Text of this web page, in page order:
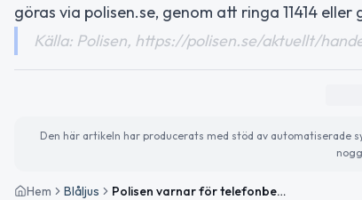
göras via polisen.se, genom att ringa 11414
Källa: Polisen, https://polisen.se/aktuellt/
Den här artikeln har producerats med stöd av automatiserade
Hem Blåljus Polisen varnar för telefonbedrägerier i Västernorrlands län